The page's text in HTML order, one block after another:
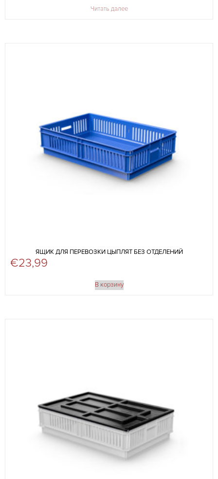
Читать далее
ЯЩИК ДЛЯ ПЕРЕВОЗКИ ЦЫПЛЯТ БЕЗ ОТДЕЛЕНИЙ
€23,99
В корзину